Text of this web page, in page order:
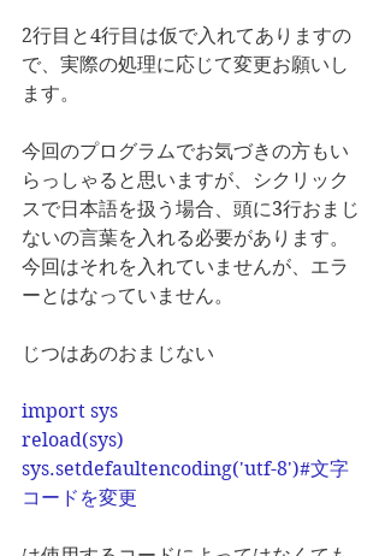
2行目と4行目は仮で入れてありますの
で、実際の処理に応じて変更お願いし
ます。
今回のプログラムでお気づきの方もい
らっしゃると思いますが、シクリック
スで日本語を扱う場合、頭に3行おまじ
ないの言葉を入れる必要があります。
今回はそれを入れていませんが、エラ
ーとはなっていません。
じつはあのおまじない
import sys
reload(sys)
sys.setdefaultencoding('utf-8')#文字
コードを変更